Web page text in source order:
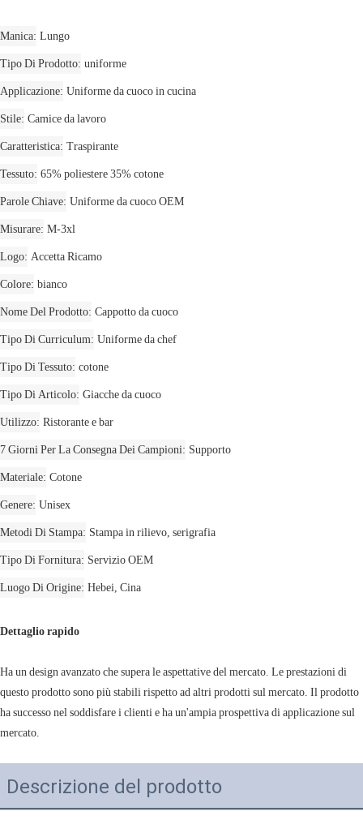
Manica Lungo
Tipo Di Prodotto uniforme
Applicazione Uniforme da cuoco in cucina
Stile Camice da lavoro
Caratteristica Traspirante
Tessuto 65% poliestere 35% cotone
Parole Chiave Uniforme da cuoco OEM
Misurare M-3xl
Logo Accetta Ricamo
Colore bianco
Nome Del Prodotto Cappotto da cuoco
Tipo Di Curriculum Uniforme da chef
Tipo Di Tessuto cotone
Tipo Di Articolo Giacche da cuoco
Utilizzo Ristorante e bar
7 Giorni Per La Consegna Dei Campioni Supporto
Materiale Cotone
Genere Unisex
Metodi Di Stampa Stampa in rilievo, serigrafia
Tipo Di Fornitura Servizio OEM
Luogo Di Origine Hebei, Cina
Dettaglio rapido
Ha un design avanzato che supera le aspettative del mercato. Le prestazioni di
questo prodotto sono più stabili rispetto ad altri prodotti sul mercato. Il prodotto
ha successo nel soddisfare i clienti e ha un'ampia prospettiva di applicazione sul
mercato.
Descrizione del prodotto